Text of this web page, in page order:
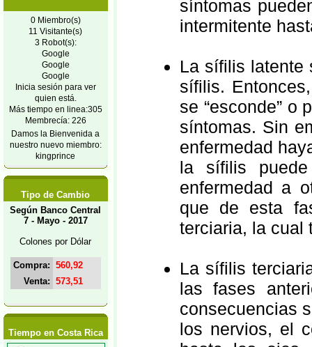
0 Miembro(s)
11 Visitante(s)
3 Robot(s):
Google
Google
Google
Inicia sesión para ver
quien está.
Más tiempo en linea:305
Membrecía: 226
Damos la Bienvenida a
nuestro nuevo miembro:
kingprince
Tipo de Cambio
Según Banco Central
7 - Mayo - 2017
Colones por Dólar
Compra: 560,92
Venta: 573,51
Tiempo en Costa Rica
síntomas
intermitente
La sífilis latente
sífilis.
se “esconde” o
síntomas. Sin
enfermedad
la sífilis
enfermedad a
que de esta
terciaria, la cual
La sífilis
las fases
consecuencias
los nervios, el